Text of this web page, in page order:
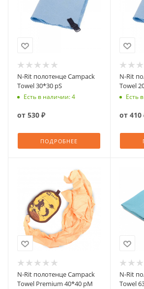
N-Rit полотенце Campack
Towel 30*30 рS
Есть в наличии: 4
от 530 ₽
ПОДРОБНЕЕ
N-Rit
Towel
Есть
от 410
N-Rit полотенце Campack
Towel Premium 40*40 рM
N-Rit
Towel